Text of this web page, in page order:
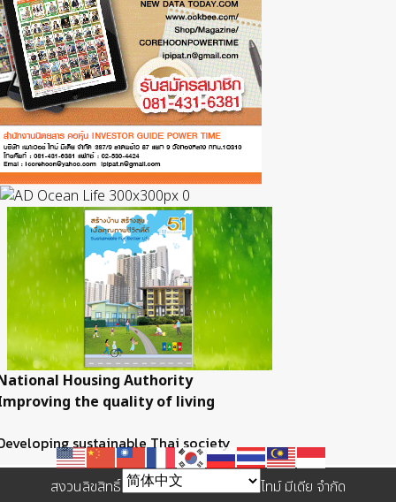
Housing Authority
the quality of living
sustainable Thai society
สงวนลิขสิทธิ์ © 2557 บริษัท เพาเวอร์ ไทม์ มีเดีย จำกัด